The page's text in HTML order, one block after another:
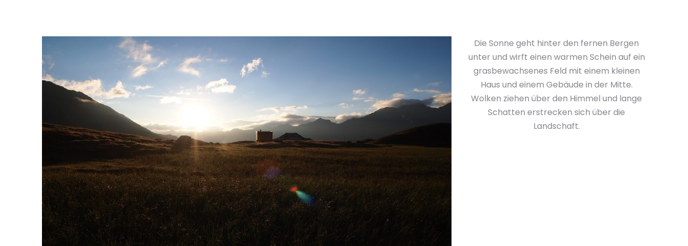
Die Sonne geht hinter den fernen Bergen
unter und wirft einen warmen Schein auf ein
grasbewachsenes Feld mit einem kleinen
Haus und einem Gebäude in der Mitte.
Wolken ziehen über den Himmel und lange
Schatten erstrecken sich über die
Landschaft.